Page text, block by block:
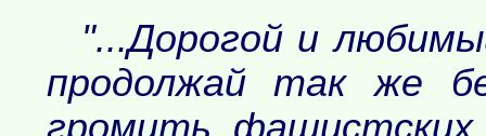
"...Дорогой и
продолжай так же
громить